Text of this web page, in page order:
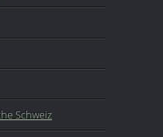
Schweiz